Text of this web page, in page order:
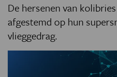
PODCAST
JONGE UITDAGERS
De hersenen van
afgestemd op hun
vlieggedrag.